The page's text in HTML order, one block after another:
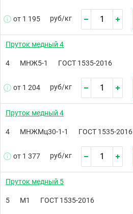
от 1 195 руб/кг
Пруток медный 4
4 МНЖ5-1 ГОСТ 1535-2016
от 1 204 руб/кг
Пруток медный 4
4 МНЖМц30-1-1 ГОСТ 1535-2016
от 1 377 руб/кг
Пруток медный 5
5 М1 ГОСТ 1535-2016